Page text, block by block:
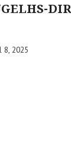
8, 2025